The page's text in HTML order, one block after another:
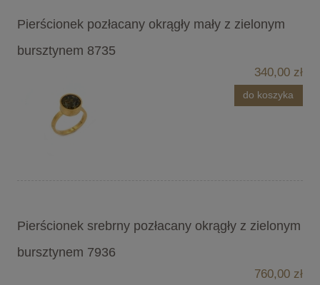
Pierścionek pozłacany okrągły mały z zielonym
bursztynem 8735
340,00 zł
do koszyka
Pierścionek srebrny pozłacany okrągły z zielonym
bursztynem 7936
760,00 zł